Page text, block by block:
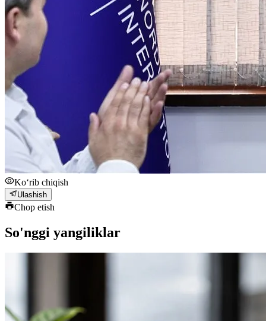
Ko‘rib chiqish
Ulashish
Chop etish
So'nggi yangiliklar